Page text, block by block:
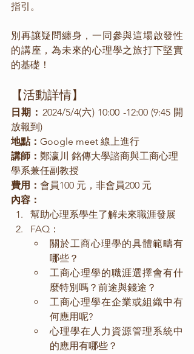
指引。
別再讓疑問纏身，一同參與這場啟發性
的講座，為未來的心理學之旅打下堅實
的基礎！
【活動詳情】
日期： 2024/5/4(六) 10:00 -12:00 (9:45 開
放報到)
地點： Google meet 線上進行
講師： 鄭瀛川 銘傳大學諮商與工商心理
學系兼任副教授
費用： 會員100 元，非會員200 元
內容：
幫助心理系學生了解未來職涯發展
FAQ：
關於工商心理學的具體範疇有
哪些？
工商心理學的職涯選擇會有什
麼特別嗎？前途與錢途？
工商心理學在企業或組織中有
何應用呢?
心理學在人力資源管理系統中
的應用有哪些？